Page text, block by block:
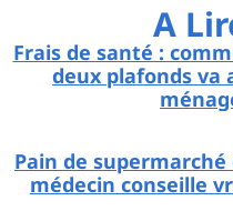
A
Frais de santé :
deux plafonds va
Pain de supermarché
médecin conseille